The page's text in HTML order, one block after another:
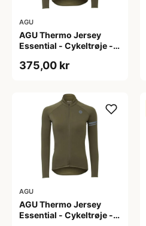
AGU
AGU Thermo Jersey
Essential - Cykeltrøje -
S
375,00 kr
AGU
AGU Thermo Jersey
Essential - Cykeltrøje -